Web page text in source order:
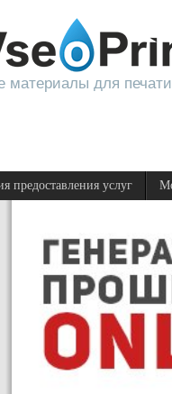
материалы для
предоставления услуг